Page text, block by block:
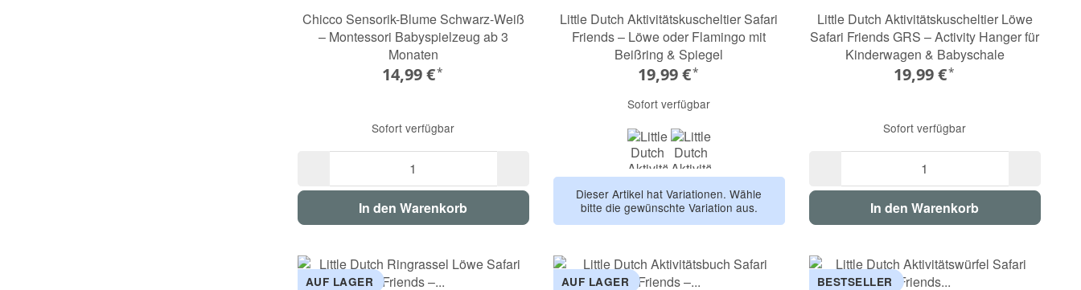
Chicco Sensorik-Blume Schwarz-Weiß
– Montessori Babyspielzeug ab 3
Monaten
14,99 €*
Sofort verfügbar
In den Warenkorb
Little Dutch Aktivitätskuscheltier Safari
Friends – Löwe oder Flamingo mit
Beißring & Spiegel
19,99 €*
Sofort verfügbar
Löwe Flamingo
Dieser Artikel hat Variationen. Wähle
bitte die gewünschte Variation aus.
Little Dutch Aktivitätskuscheltier Löwe
Safari Friends GRS – Activity Hanger für
Kinderwagen & Babyschale
19,99 €*
Sofort verfügbar
In den Warenkorb
AUF LAGER AUF LAGER BESTSELLER